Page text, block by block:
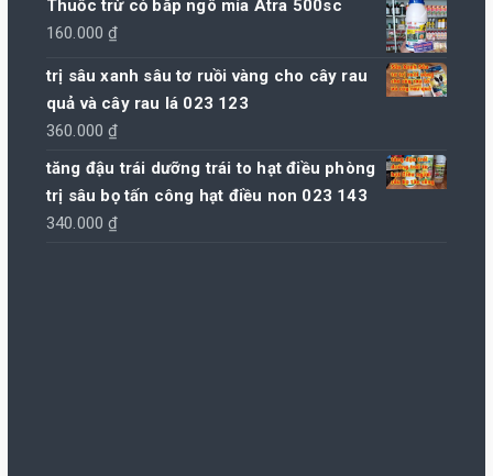
Thuốc trừ cỏ bắp ngô mía Atra 500sc
160.000₫
trị sâu xanh sâu tơ ruồi vàng cho cây rau
quả và cây rau lá 023 123
360.000₫
tăng đậu trái dưỡng trái to hạt điều phòng
trị sâu bọ tấn công hạt điều non 023 143
340.000₫